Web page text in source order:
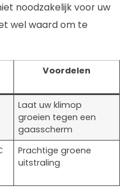
noodzakelijk voor uw
wel waard om te
Voordelen
Laat uw klimop
groeien tegen een
gaasscherm
Prachtige groene
uitstraling